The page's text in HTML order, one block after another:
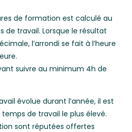
de formation est calculé au
de travail. Lorsque le résultat
l’arrondi se fait à l’heure
suivre au minimum 4h de
évolue durant l’année, il est
de travail le plus élevé.
sont réputées offertes